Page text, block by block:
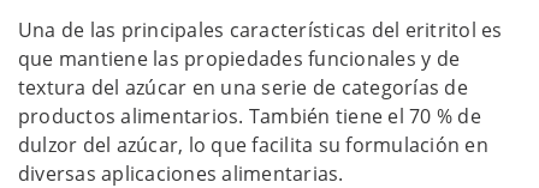
Una de las principales características del eritritol es
que mantiene las propiedades funcionales y de
textura del azúcar en una serie de categorías de
productos alimentarios. También tiene el 70 % de
dulzor del azúcar, lo que facilita su formulación en
diversas aplicaciones alimentarias.